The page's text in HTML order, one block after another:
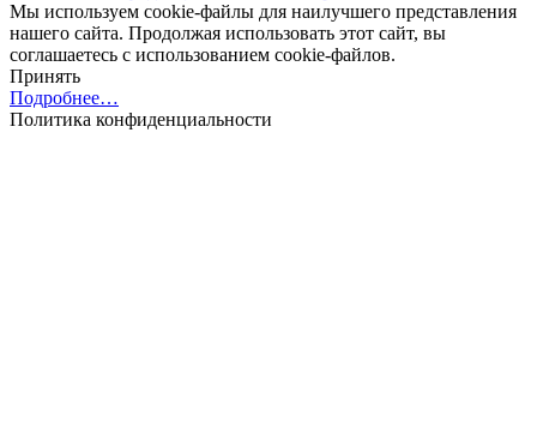
Мы используем cookie-файлы для наилучшего представления
нашего сайта. Продолжая использовать этот сайт, вы
соглашаетесь с использованием cookie-файлов.
Принять
Подробнее…
Политика конфиденциальности